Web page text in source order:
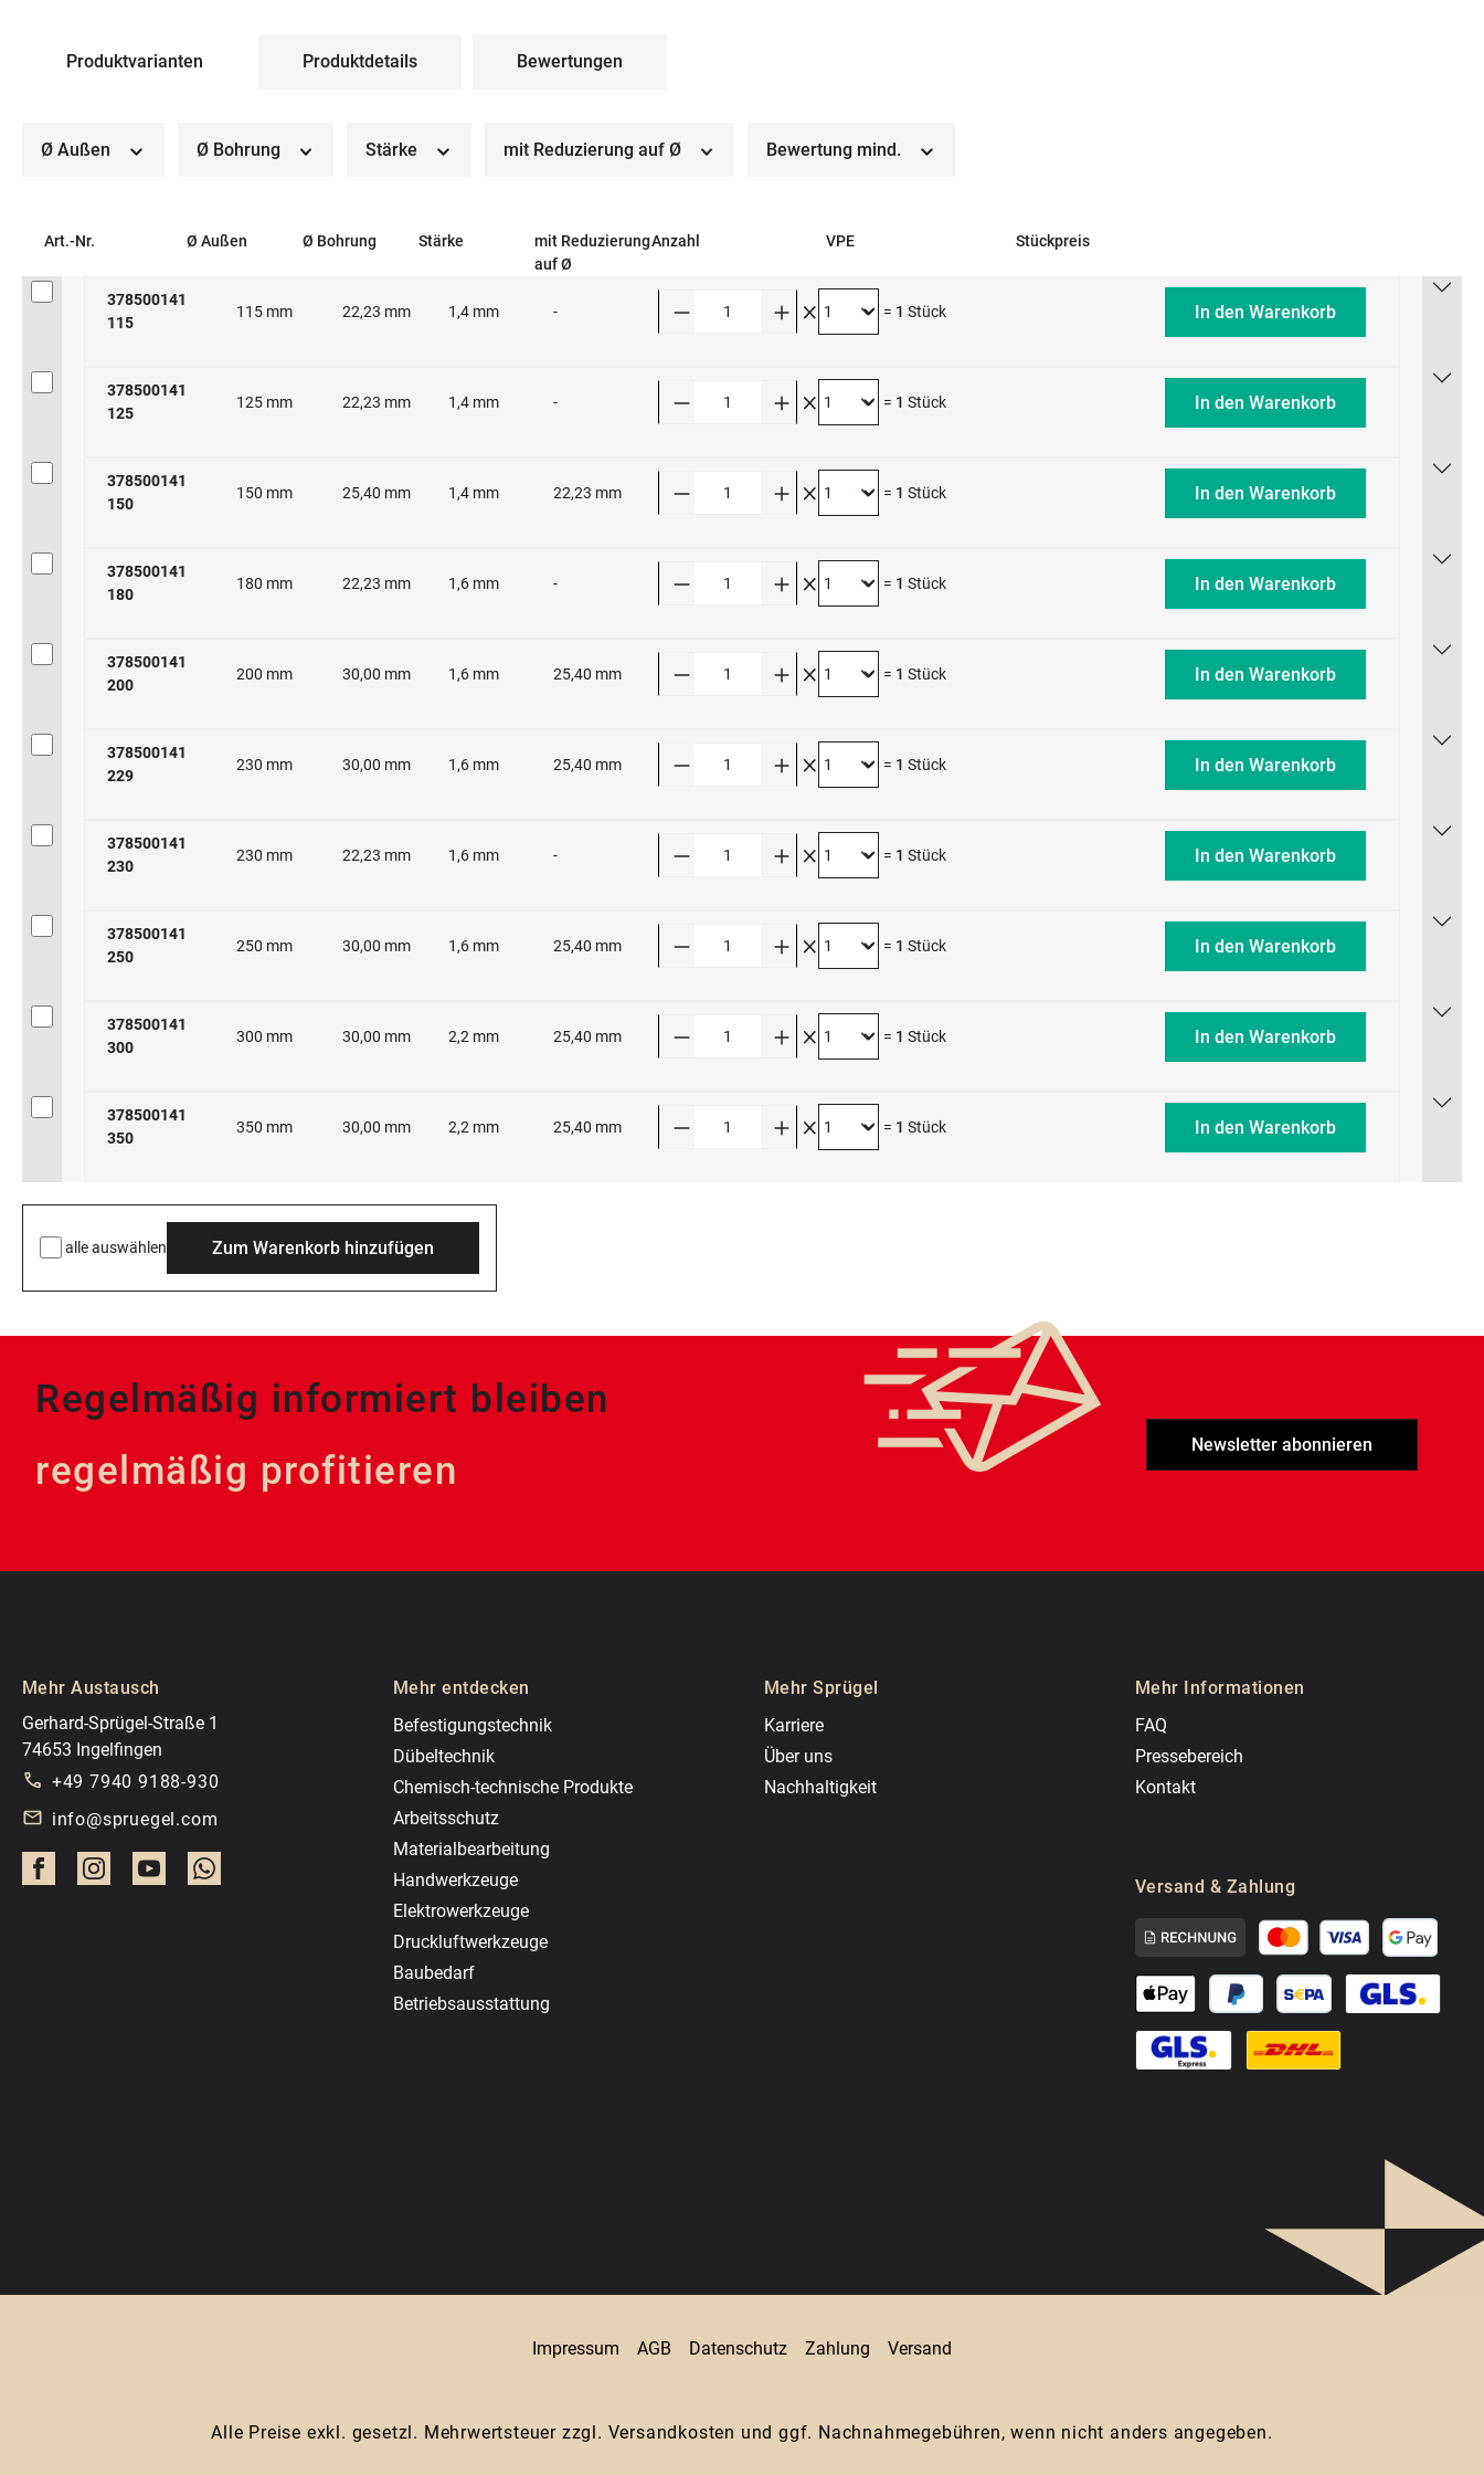
Produktvarianten Produktdetails Bewertungen
Ø Außen Ø Bohrung Stärke mit Reduzierung auf Ø Bewertung mind.
Art.-Nr. Ø Außen Ø Bohrung Stärke
mit Reduzierung
auf Ø
Anzahl VPE Stückpreis
378500141
115
115 mm 22,23 mm 1,4 mm - = 1 Stück In den Warenkorb
378500141
125
125 mm 22,23 mm 1,4 mm - = 1 Stück In den Warenkorb
378500141
150
150 mm 25,40 mm 1,4 mm 22,23 mm = 1 Stück In den Warenkorb
378500141
180
180 mm 22,23 mm 1,6 mm - = 1 Stück In den Warenkorb
378500141
200
200 mm 30,00 mm 1,6 mm 25,40 mm = 1 Stück In den Warenkorb
378500141
229
230 mm 30,00 mm 1,6 mm 25,40 mm = 1 Stück In den Warenkorb
378500141
230
230 mm 22,23 mm 1,6 mm - = 1 Stück In den Warenkorb
378500141
250
250 mm 30,00 mm 1,6 mm 25,40 mm = 1 Stück In den Warenkorb
378500141
300
300 mm 30,00 mm 2,2 mm 25,40 mm = 1 Stück In den Warenkorb
378500141
350
350 mm 30,00 mm 2,2 mm 25,40 mm = 1 Stück In den Warenkorb
alle auswählen Zum Warenkorb hinzufügen
Regelmäßig informiert bleiben
regelmäßig profitieren
Newsletter abonnieren
Mehr Austausch
Gerhard-Sprügel-Straße 1
74653 Ingelfingen
+49 7940 9188-930
info@spruegel.com
Mehr entdecken
Befestigungstechnik
Dübeltechnik
Chemisch-technische Produkte
Arbeitsschutz
Materialbearbeitung
Handwerkzeuge
Elektrowerkzeuge
Druckluftwerkzeuge
Baubedarf
Betriebsausstattung
Mehr Sprügel
Karriere
Über uns
Nachhaltigkeit
Mehr Informationen
FAQ
Pressebereich
Kontakt
Versand & Zahlung
Impressum AGB Datenschutz Zahlung Versand
Alle Preise exkl. gesetzl. Mehrwertsteuer zzgl. Versandkosten und ggf. Nachnahmegebühren, wenn nicht anders angegeben.